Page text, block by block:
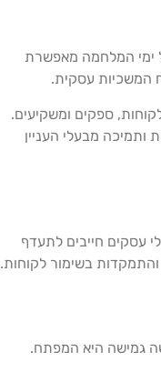
ימי המלחמה מאפשרת
המשכיות עסקית.
ספקים ומשקיעים.
ותמיכה מבעלי העניין
עסקים חייבים לתעדף
בשימור לקוחות.
גמישה היא המפתח.